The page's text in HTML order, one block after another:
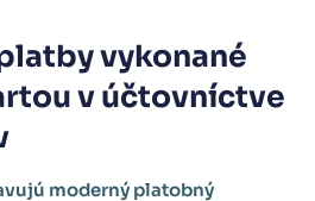
vykonané
v účtovníctve
moderný platobný